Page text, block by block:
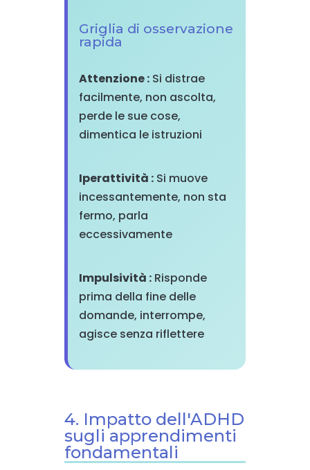
Griglia di osservazione
rapida
Attenzione :Si distrae
facilmente, non ascolta,
perde le sue cose,
dimentica le istruzioni
Iperattività :Si muove
incessantemente, non sta
fermo, parla
eccessivamente
Impulsività :Risponde
prima della fine delle
domande, interrompe,
agisce senza riflettere
4. Impatto dell'ADHD
sugli apprendimenti
fondamentali